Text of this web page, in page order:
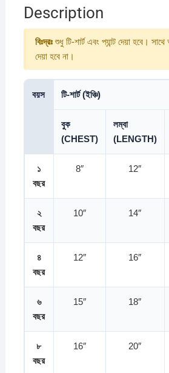
Description
বিঃদ্রঃশুধু টি-শার্ট এবং প্যান্ট দেয়া হবে।
দেয়া হবে না।
বয়স টি-শার্ট (ইঞ্চি)
বুক
(CHEST)
লম্বা
(LENGTH)
১
বছর
8″ 12″
২
বছর
10″ 14″
৪
বছর
12″ 16″
৬
বছর
15″ 18″
৮
বছর
16″ 20″